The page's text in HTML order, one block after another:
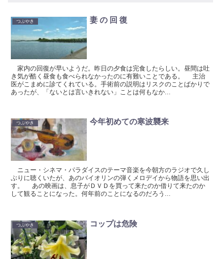
つぶやき 妻 の 回 復
家内の回復が早いようだ。昨日の夕食は完食したらしい。昼間は吐
き気が酷く昼食も食べられなかったのに有難いことである。 主治
医がこまめに診てくれている。手術前の説明はリスクのことばかりで
あったが、「ないとは言いきれない」ことは何もなか...
つぶやき 今年初めての寒波襲来
ニュー・シネマ・パラダイスのテーマ音楽を今朝方のラジオで久し
ぶりに聴くいたが、あのバイオリンの弾くメロデイから物語を思い出
す。 あの映画は、息子がＤＶＤを買って来たのか借りて来たのか
して観ることになった。何年前のことになるのだろう...
つぶやき コップは危険